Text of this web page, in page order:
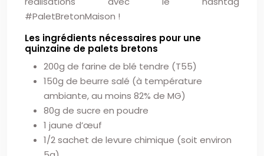
#PaletBretonMaison !
Les ingrédients nécessaires pour une
quinzaine de palets bretons
200g de farine de blé tendre (T55)
150g de beurre salé (à température
ambiante, au moins 82% de MG)
80g de sucre en poudre
1 jaune d’œuf
1/2 sachet de levure chimique (soit environ